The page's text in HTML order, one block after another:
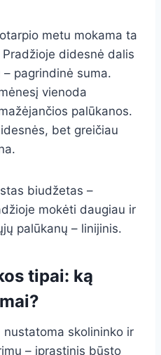
metu mokama ta
didesnė dalis
pagrindinė suma.
vienoda
palūkanos.
bet greičiau
biudžetas –
mokėti daugiau ir
palūkanų – linijinis.
tipai: ką
skolininko ir
– įprastinis būsto